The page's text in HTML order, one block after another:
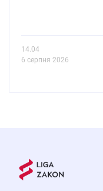
14.04
6 серпня 2026